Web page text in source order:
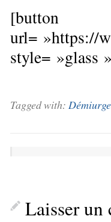
[button
url= »https://
style= »glass
Tagged with:
Laisser un